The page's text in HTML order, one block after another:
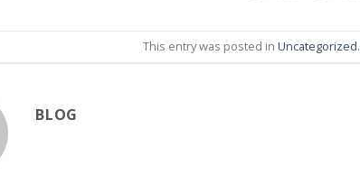
This entry was posted in Uncategorized
BLOG